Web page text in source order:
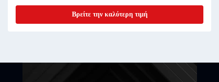
Βρείτε την καλύτερη τιμή